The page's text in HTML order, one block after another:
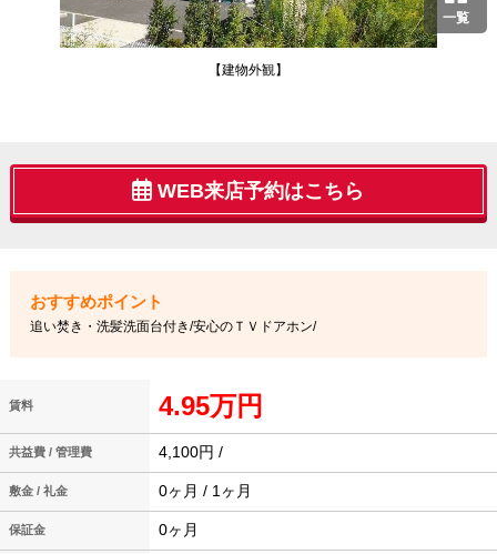
一覧
【建物外観】
WEB来店予約はこちら
追い焚き・洗髪洗面台付き/安心のＴＶドアホン/
賃料 4.95万円
共益費 / 管理費 4,100円 /
敷金 / 礼金 0ヶ月 / 1ヶ月
保証金 0ヶ月